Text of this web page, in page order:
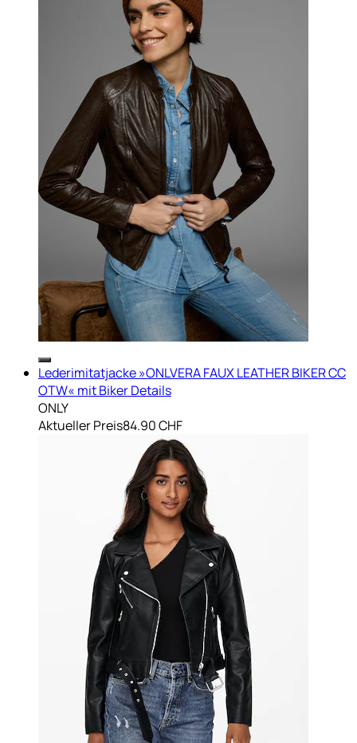
Lederimitatjacke »ONLVERA FAUX LEATHER BIKER CC
OTW« mit Biker Details
ONLY
Aktueller Preis84.90 CHF